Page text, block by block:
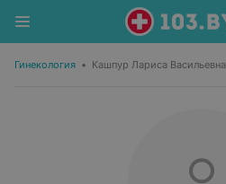
Гинекология • Кашпур Лариса Васильевна